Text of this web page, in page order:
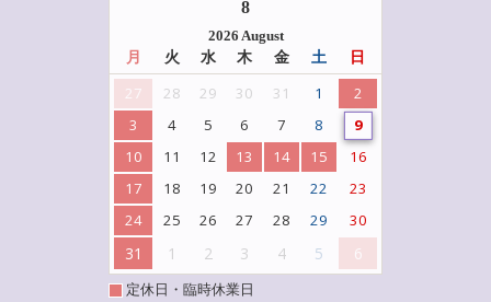
8
2026 August
月
火 水 木 金 土 日
27 28 29 30 31 1
2
3
4 5 6 7 8
9
10
11 12 13 14 15
16
17
18 19 20 21 22
23
24
25 26 27 28 29 30
31 1 2 3 4 5 6
定休日・臨時休業日